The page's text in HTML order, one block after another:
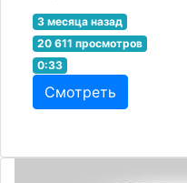
3 месяца назад
20 611 просмотров
0:33
Смотреть